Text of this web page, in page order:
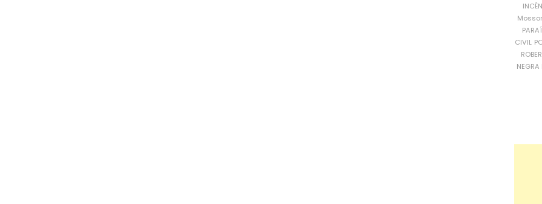
CIVIL
NEGRA